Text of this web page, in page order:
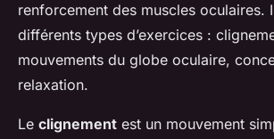
renforcement des muscles oculaires.
différents types d’exercices :
mouvements du globe oculaire,
relaxation.
Le clignement est un mouvement